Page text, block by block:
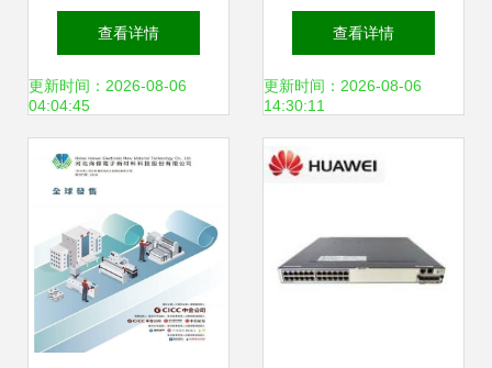
动的基础支持设施
查看详情
更新时间：2026-08-06
04:04:45
厂 热销DZ-800 2S
包装设备一站式采
查看详情
更新时间：2026-08-06
14:30:11